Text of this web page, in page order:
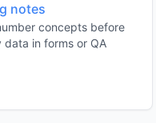
notes
concepts before
in forms or QA